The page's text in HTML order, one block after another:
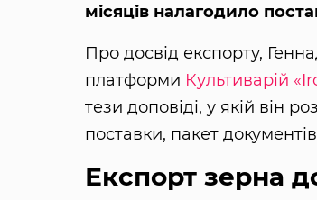
місяців налагодило
Про досвід експорту,
платформи Культиварій
тези доповіді, у якій він
поставки, пакет
Експорт зерна